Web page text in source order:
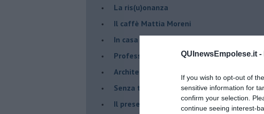
QUInewsEmpolese.it -
If you wish to opt-out of
sensitive information for
confirm your selection.
continue seeing interest-
​La ris(u)onanza
​Il caffè Mattia Moreni
​In casa ho una macchina del tempo
Professione: reporter
Architettura che abbaglia
​Senza tasche, un po’ come me
​Il presepe di San Martino